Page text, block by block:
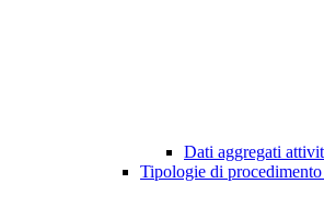
Dati aggregati
Tipologie di procedimento